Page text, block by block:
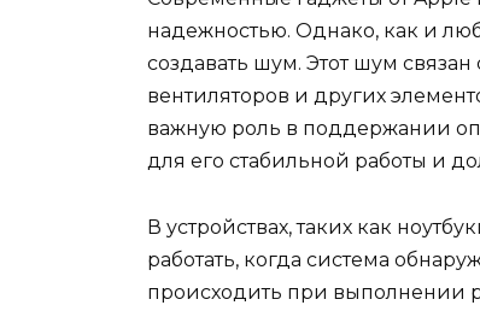
надежностью. Однако, как и
создавать шум. Этот шум
вентиляторов и других
важную роль в поддержании
для его стабильной работы и
В устройствах, таких как
работать, когда система
происходить при выполнении